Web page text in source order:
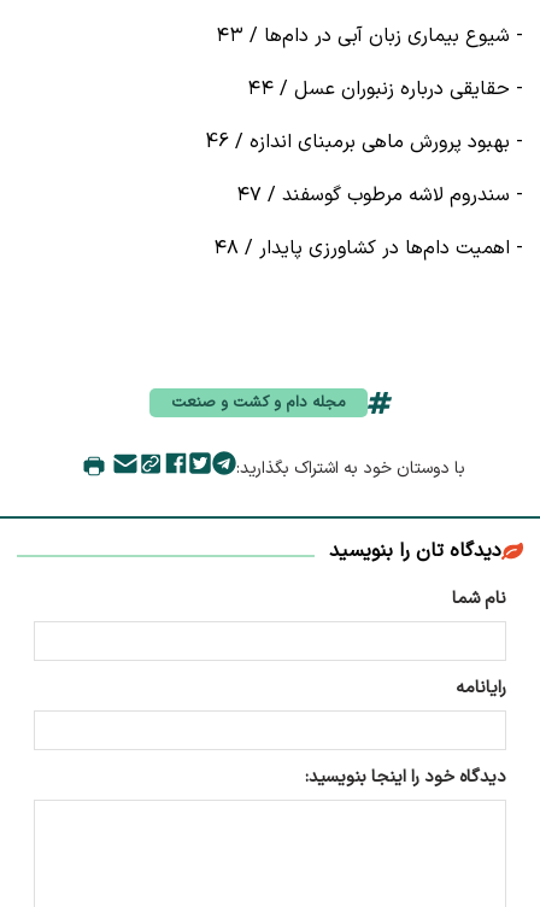
- شیوع بیماری زبان آبی در دام‌ها / ۴۳
- حقایقی درباره زنبوران عسل / ۴۴
- بهبود پرورش ماهی برمبنای اندازه / 46
- سندروم لاشه مرطوب گوسفند / ۴۷
- اهمیت دام‌ها در کشاورزی پایدار / ۴۸
مجله دام و کشت و صنعت
با دوستان خود به اشتراک بگذارید:
دیدگاه تان را بنویسید
نام شما
رایانامه
دیدگاه خود را اینجا بنویسید: